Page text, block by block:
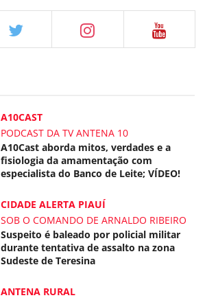
A10CAST
PODCAST DA TV ANTENA 10
A10Cast aborda mitos, verdades e a
fisiologia da amamentação com
especialista do Banco de Leite; VÍDEO!
CIDADE ALERTA PIAUÍ
SOB O COMANDO DE ARNALDO RIBEIRO
Suspeito é baleado por policial militar
durante tentativa de assalto na zona
Sudeste de Teresina
ANTENA RURAL